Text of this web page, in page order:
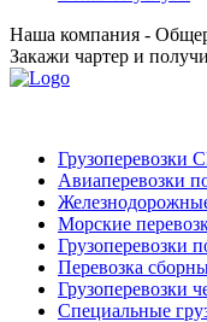
Наша компания -
Закажи чартер и
Грузоперевозки
Авиаперевозки
Морские
Грузоперевозки
Перевозка
Грузоперевозки
Специальные